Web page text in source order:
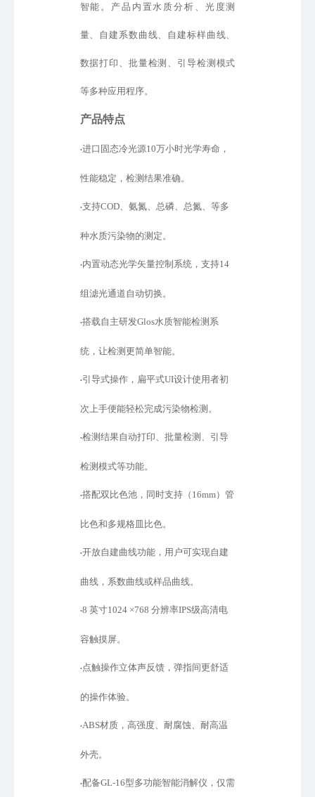
智能 。产品内置水质分析、光度测
量、自建 系数 曲线、 自建标样曲线、
数据打印、批量检测、引导检测模式
等多种应用程序。
产品特点
•进口固态冷光源10万小时光学寿命，
性能稳定，检测结果准确。
•支持COD、氨氮、总磷、总氮、等多
种水质污染物的测定。
•内置动态光学矢量控制系统，支持14
组滤光通道自动切换。
•搭载自主研发Glos水质智能检测系
统，让检测更简单智能。
•引导式操作，扁平式UI设计使用者初
次上手便能轻松完成污染物检测。
•检测结果自动打印、批量检测、引导
检测模式等功能。
•搭配双比色池，同时支持（ 16mm）管
比色和多规格皿比色。
•开放自建曲线功能，用户可实现自建
曲线，系数曲线或样品曲线。
•8 英寸1024 ×768 分辨率IPS级高清电
容触摸屏。
•点触操作立体声反馈，弹指间更舒适
的操作体验。
•ABS材质，高强度、耐腐蚀、耐高温
外壳。
•配备GL-16型多功能智能消解仪，仅需